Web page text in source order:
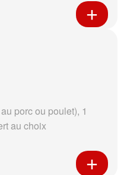
porc ou poulet), 1
au choix